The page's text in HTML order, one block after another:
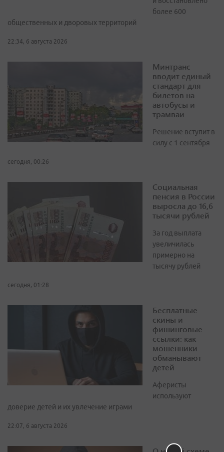
более 600
общественных и дворовых территорий
22:34, 6 августа 2026
Минтранс
вводит единый
стандарт для
билетов на
автобусы и
трамваи
Решение вступит в
силу с 1 сентября
сегодня, 00:26
Социальная
пенсия в России
выросла до 16,6
тысячи рублей
За год выплата
увеличилась
примерно на
тысячу рублей
сегодня, 01:28
Бесплатные
скины и
фишинговые
ссылки: как
мошенники
обманывают
детей
Аферисты
используют
доверие детей и их увлечение играми
22:07, 6 августа 2026